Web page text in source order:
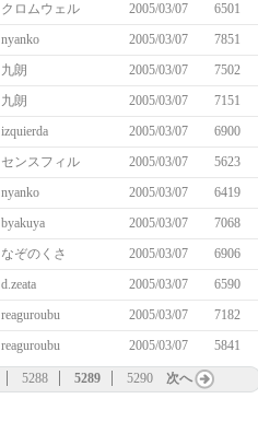
クロムウェル 2005/03/07
6501
nyanko 2005/03/07
7851
九朗 2005/03/07
7502
九朗 2005/03/07
7151
izquierda 2005/03/07
6900
センスフィル 2005/03/07
5623
nyanko 2005/03/07
6419
byakuya 2005/03/07
7068
なぞのくさ 2005/03/07
6906
d.zeata 2005/03/07
6590
reaguroubu 2005/03/07
7182
reaguroubu 2005/03/07 5841
5288 5289 5290 次へ